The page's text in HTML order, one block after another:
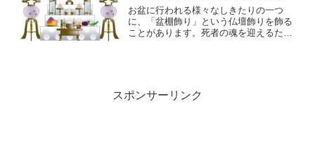
お盆に行われる様々なしきたりの一つ
に、「盆棚飾り」という仏壇飾りを飾る
ことがあります。死者の魂を迎えるため
スポンサーリンク